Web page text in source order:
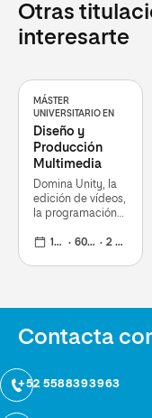
Otras
interesarte
MÁSTER
UNIVERSITARIO EN
Diseño y
Producción
Multimedia
Domina Unity, la
edición de vídeos,
la programación
las claves de la
1 curso 60 ECTS 2 nov 2026
Contacta
+52 5588393963